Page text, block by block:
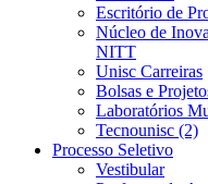
Escritório de
Núcleo de
NITT
Unisc Carreiras
Bolsas e
Laboratórios
Tecnounisc (2)
Processo Seletivo
Vestibular